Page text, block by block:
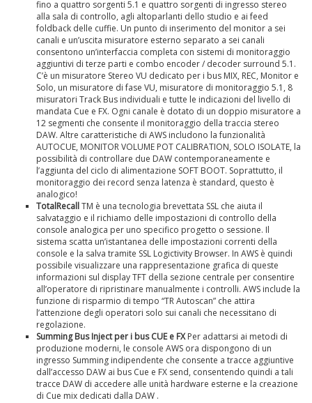
fino a quattro sorgenti 5.1 e quattro sorgenti di ingresso stereo
alla sala di controllo, agli altoparlanti dello studio e ai feed
foldback delle cuffie. Un punto di inserimento del monitor a sei
canali e un’uscita misuratore esterno separato a sei canali
consentono un’interfaccia completa con sistemi di monitoraggio
aggiuntivi di terze parti e combo encoder / decoder surround 5.1.
C’è un misuratore Stereo VU dedicato per i bus MIX, REC, Monitor e
Solo, un misuratore di fase VU, misuratore di monitoraggio 5.1, 8
misuratori Track Bus individuali e tutte le indicazioni del livello di
mandata Cue e FX. Ogni canale è dotato di un doppio misuratore a
12 segmenti che consente il monitoraggio della traccia stereo
DAW. Altre caratteristiche di AWS includono la funzionalità
AUTOCUE, MONITOR VOLUME POT CALIBRATION, SOLO ISOLATE, la
possibilità di controllare due DAW contemporaneamente e
l’aggiunta del ciclo di alimentazione SOFT BOOT. Soprattutto, il
monitoraggio dei record senza latenza è standard, questo è
analogico!
TotalRecallTM è una tecnologia brevettata SSL che aiuta il
salvataggio e il richiamo delle impostazioni di controllo della
console analogica per uno specifico progetto o sessione. Il
sistema scatta un’istantanea delle impostazioni correnti della
console e la salva tramite SSL Logictivity Browser. In AWS è quindi
possibile visualizzare una rappresentazione grafica di queste
informazioni sul display TFT della sezione centrale per consentire
all’operatore di ripristinare manualmente i controlli. AWS include la
funzione di risparmio di tempo “TR Autoscan” che attira
l’attenzione degli operatori solo sui canali che necessitano di
regolazione.
Summing Bus Inject per i bus CUE e FX Per adattarsi ai metodi di
produzione moderni, le console AWS ora dispongono di un
ingresso Summing indipendente che consente a tracce aggiuntive
dall’accesso DAW ai bus Cue e FX send, consentendo quindi a tali
tracce DAW di accedere alle unità hardware esterne e la creazione
di Cue mix dedicati dalla DAW .